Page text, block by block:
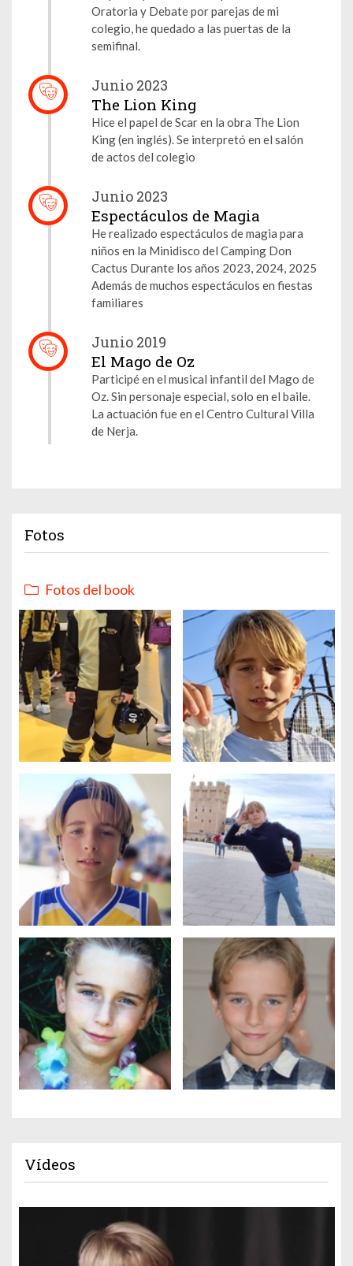
Oratoria y Debate por parejas de mi
colegio, he quedado a las puertas de la
semifinal.
Junio 2023
The Lion King
Hice el papel de Scar en la obra The Lion
King (en inglés). Se interpretó en el salón
de actos del colegio
Junio 2023
Espectáculos de Magia
He realizado espectáculos de magia para
niños en la Minidisco del Camping Don
Cactus Durante los años 2023, 2024, 2025
Además de muchos espectáculos en fiestas
familiares
Junio 2019
El Mago de Oz
Participé en el musical infantil del Mago de
Oz. Sin personaje especial, solo en el baile.
La actuación fue en el Centro Cultural Villa
de Nerja.
Fotos
Fotos del book
Vídeos